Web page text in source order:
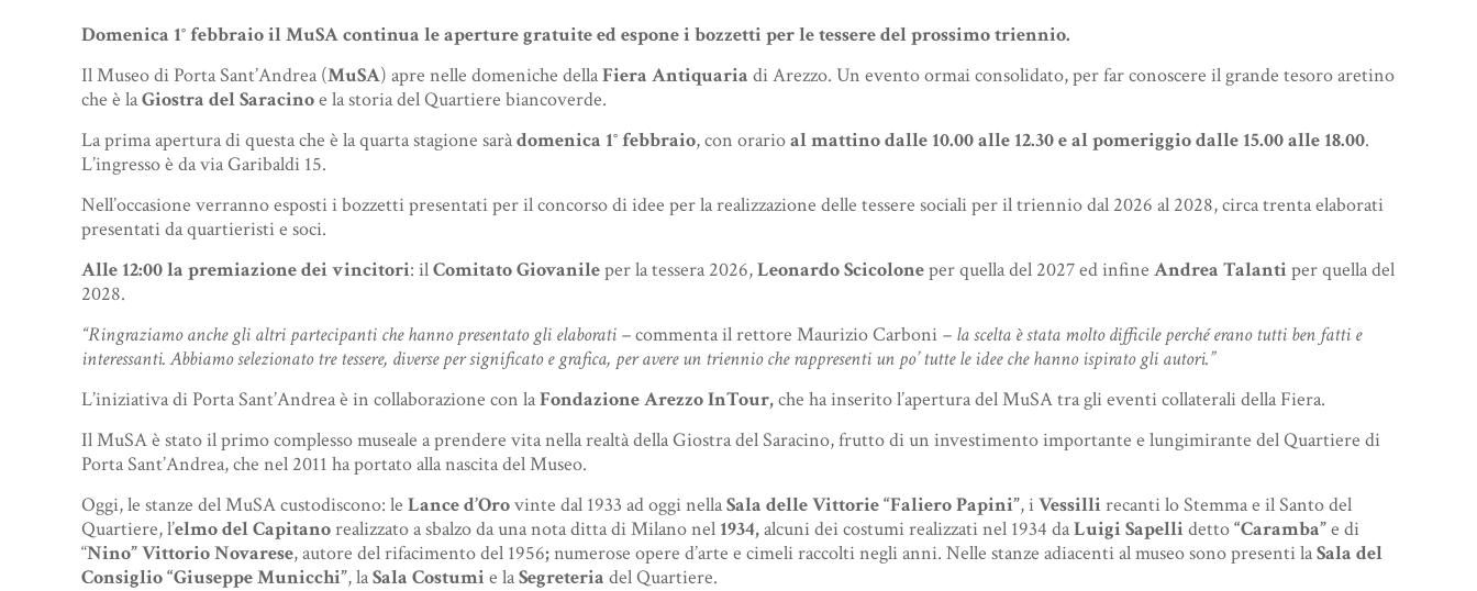
Domenica 1° febbraio il MuSA continua le aperture gratuite ed espone i bozzetti per le tessere del prossimo triennio.
Il Museo di Porta Sant’Andrea (MuSA) apre nelle domeniche dellaFiera Antiquaria di Arezzo. Un evento ormai consolidato, per far conoscere il grande tesoro aretino
che è laGiostra del Saracinoe la storia del Quartiere biancoverde.
La prima apertura di questa che è la quarta stagione saràdomenica 1° febbraio, con orarioal mattinodalle 10.00 alle 12.30 e al pomeriggio dalle 15.00 alle 18.00.
L’ingresso è da via Garibaldi 15.
Nell’occasione verranno esposti i bozzetti presentati per il concorso di idee per la realizzazione delle tessere sociali per il triennio dal 2026 al 2028, circa trenta elaborati
presentati da quartieristi e soci.
Alle 12:00 la premiazione dei vincitori: ilComitato Giovanileper la tessera 2026,Leonardo Scicoloneper quella del 2027 ed infineAndrea Talanti per quella del
2028.
“Ringraziamo anche gli altri partecipanti che hanno presentato gli elaborati –commenta il rettore Maurizio Carboni – la scelta è stata molto difficile perché erano tutti ben fatti e
interessanti. Abbiamo selezionato tre tessere, diverse per significato e grafica, per avere un triennio che rappresenti un po’ tutte le idee che hanno ispirato gli autori.”
L’iniziativa di Porta Sant’Andrea è in collaborazione con laFondazione Arezzo InTour,che ha inserito l’apertura del MuSA tra gli eventi collaterali della Fiera.
Il MuSA è stato il primo complesso museale a prendere vita nella realtà della Giostra del Saracino, frutto di un investimento importante e lungimirante del Quartiere di
Porta Sant’Andrea, che nel 2011 ha portato alla nascita del Museo.
Oggi, le stanze del MuSA custodiscono: leLance d’Orovinte dal 1933 ad oggi nellaSala delle Vittorie “Faliero Papini”, iVessilli recanti lo Stemma e il Santo del
Quartiere, l’elmo del Capitanorealizzato a sbalzo da una nota ditta di Milano nel1934,alcuni dei costumi realizzati nel 1934 daLuigi Sapelli detto“Caramba”e di
“Nino” Vittorio Novarese, autore del rifacimento del 1956;numerose opere d’arte e cimeli raccolti negli anni. Nelle stanze adiacenti al museo sono presenti laSala del
Consiglio “Giuseppe Municchi”, laSala Costumi e laSegreteria del Quartiere.